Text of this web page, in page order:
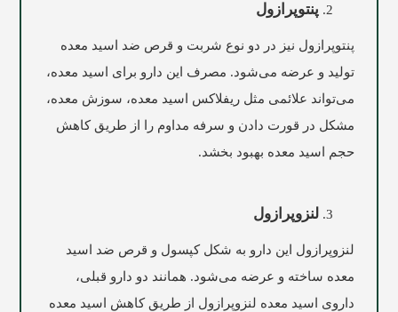
پنتوپرازول
پنتوپرازول نیز در دو نوع شربت و قرص ضد اسید معده
تولید و عرضه می‌شود. مصرف این دارو برای اسید معده،
می‌تواند علائمی مثل ریفلاکس اسید معده، سوزش معده،
مشکل در قورت دادن و سرفه مداوم را از طریق کاهش
حجم اسید معده بهبود بخشد.
لنزوپرازول
لنزوپرازول این دارو به شکل کپسول و قرص ضد اسید
معده ساخته و عرضه می‌شود. همانند دو دارو قبلی،
داروی اسید معده لنزوپرازول از طریق کاهش اسید معده